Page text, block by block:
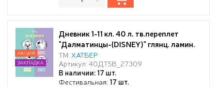
Дневник 1-11 кл. 40 л. тв.переплет
"Далматинцы-(DISNEY)" глянц. ламин.
ТМ: ХАТБЕР
Артикул: 40ДТ5В_27309
В наличии: 17 шт.
Фестивальная: 17 шт.
АКЦИЯ
ЗАКЛАДКА